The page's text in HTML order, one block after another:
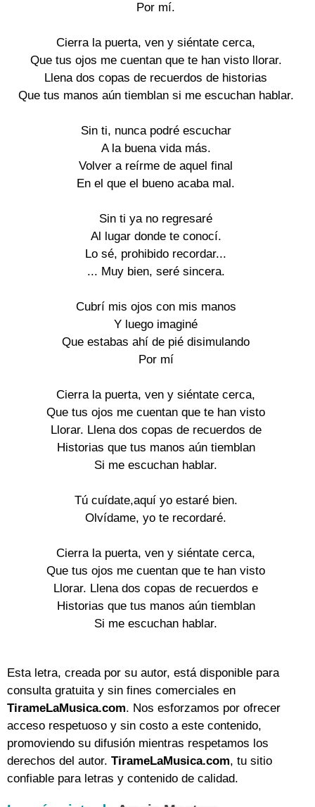
Por mí.
Cierra la puerta, ven y siéntate cerca,
Que tus ojos me cuentan que te han visto llorar.
Llena dos copas de recuerdos de historias
Que tus manos aún tiemblan si me escuchan hablar.
Sin ti, nunca podré escuchar
A la buena vida más.
Volver a reírme de aquel final
En el que el bueno acaba mal.
Sin ti ya no regresaré
Al lugar donde te conocí.
Lo sé, prohibido recordar...
... Muy bien, seré sincera.
Cubrí mis ojos con mis manos
Y luego imaginé
Que estabas ahí de pié disimulando
Por mí
Cierra la puerta, ven y siéntate cerca,
Que tus ojos me cuentan que te han visto
Llorar. Llena dos copas de recuerdos de
Historias que tus manos aún tiemblan
Si me escuchan hablar.
Tú cuídate,aquí yo estaré bien.
Olvídame, yo te recordaré.
Cierra la puerta, ven y siéntate cerca,
Que tus ojos me cuentan que te han visto
Llorar. Llena dos copas de recuerdos e
Historias que tus manos aún tiemblan
Si me escuchan hablar.
Esta letra, creada por su autor, está disponible para
consulta gratuita y sin fines comerciales en
TirameLaMusica.com. Nos esforzamos por ofrecer
acceso respetuoso y sin costo a este contenido,
promoviendo su difusión mientras respetamos los
derechos del autor. TirameLaMusica.com, tu sitio
confiable para letras y contenido de calidad.